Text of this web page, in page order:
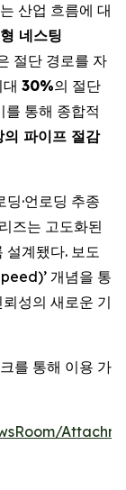
산업 흐름에 대
네스팅
절단 경로를 자
30%의 절단
를 통해 종합적
파이프 절감
·언로딩 추종
즈는 고도화된
설계됐다. 보도
개념을 통
성의 새로운 기
를 통해 이용 가